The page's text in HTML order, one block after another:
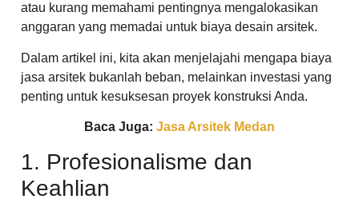
atau kurang memahami pentingnya mengalokasikan
anggaran yang memadai untuk biaya desain arsitek.
Dalam artikel ini, kita akan menjelajahi mengapa biaya
jasa arsitek bukanlah beban, melainkan investasi yang
penting untuk kesuksesan proyek konstruksi Anda.
Baca Juga: Jasa Arsitek Medan
1. Profesionalisme dan
Keahlian